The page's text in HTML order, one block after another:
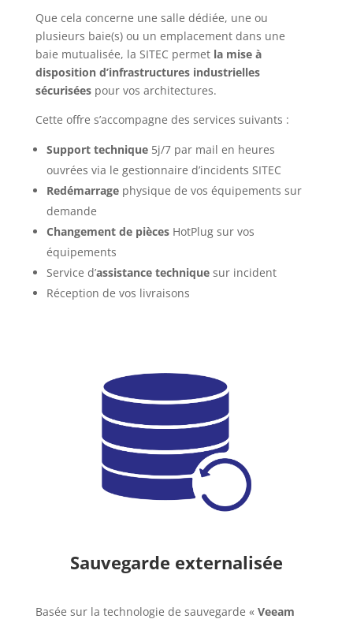
Que cela concerne une salle dédiée, une ou
plusieurs baie(s) ou un emplacement dans une
baie mutualisée, la SITEC permet la mise à
disposition d’infrastructures industrielles
sécuriséespour vos architectures.
Cette offre s’accompagne des services suivants :
Support technique5j/7 par mail en heures
ouvrées via le gestionnaire d’incidents SITEC
Redémarragephysique de vos équipements sur
demande
Changement de piècesHotPlug sur vos
équipements
Service d’assistance techniquesur incident
Réception de vos livraisons
Sauvegarde externalisée
Basée sur la technologie de sauvegarde « Veeam